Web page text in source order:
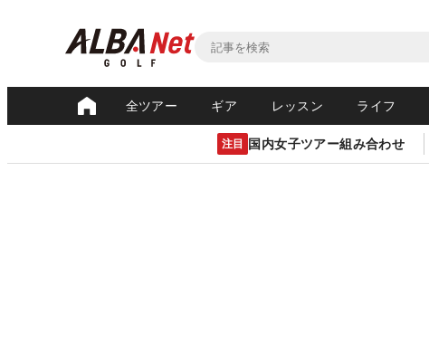
全ツアー ギア レッスン ライフ
注目 国内女子ツアー組み合わせ